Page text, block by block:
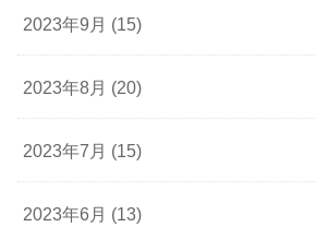
2023年9月 (15)
2023年8月 (20)
2023年7月 (15)
2023年6月 (13)